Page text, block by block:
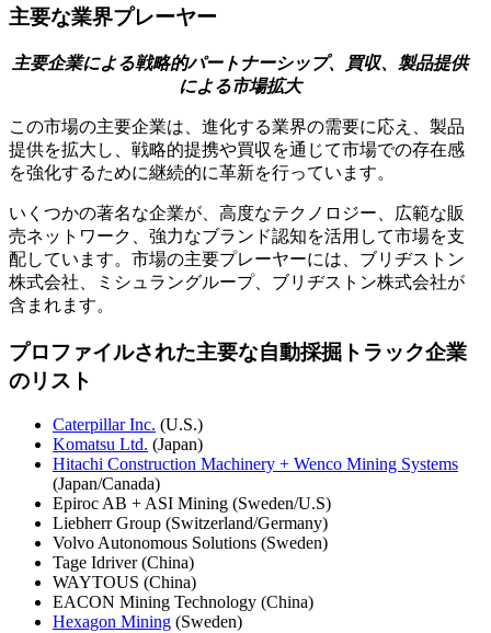
主要な業界プレーヤー
主要企業による戦略的パートナーシップ、買収、製品提供
による市場拡大
この市場の主要企業は、進化する業界の需要に応え、製品
提供を拡大し、戦略的提携や買収を通じて市場での存在感
を強化するために継続的に革新を行っています。
いくつかの著名な企業が、高度なテクノロジー、広範な販
売ネットワーク、強力なブランド認知を活用して市場を支
配しています。市場の主要プレーヤーには、ブリヂストン
株式会社、ミシュラングループ、ブリヂストン株式会社が
含まれます。
プロファイルされた主要な自動採掘トラック企業
のリスト
Caterpillar Inc. (U.S.)
Komatsu Ltd. (Japan)
Hitachi Construction Machinery + Wenco Mining Systems
(Japan/Canada)
Epiroc AB + ASI Mining (Sweden/U.S)
Liebherr Group (Switzerland/Germany)
Volvo Autonomous Solutions (Sweden)
Tage Idriver (China)
WAYTOUS (China)
EACON Mining Technology (China)
Hexagon Mining (Sweden)